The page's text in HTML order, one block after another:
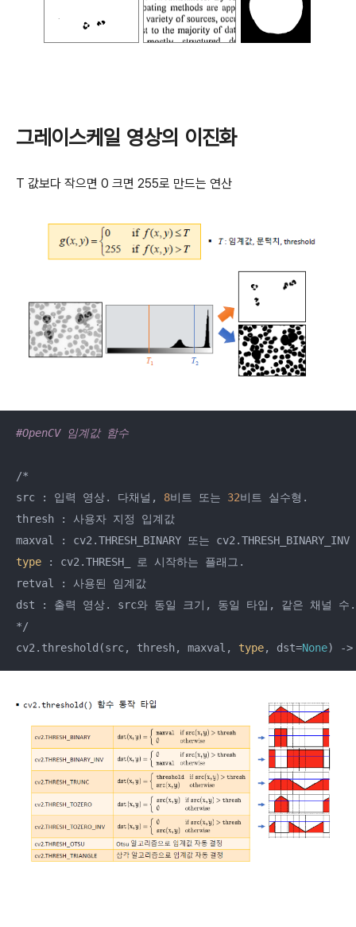
그레이스케일 영상의 이진화
T 값보다 작으면 0 크면 255로 만드는 연산
#OpenCV 임계값 함수
/*
src : 입력 영상. 다채널, 8비트 또는 32비트 실수형.
thresh : 사용자 지정 입계값
type : cv2.THRESH_ 로 시작하는 플래그.
retval : 사용된 임계값
dst : 출력 영상. src와 동일 크기, 동일 타입, 같은 채널 수.
*/
cv2.threshold(src, thresh, maxval, type, dst=None) -